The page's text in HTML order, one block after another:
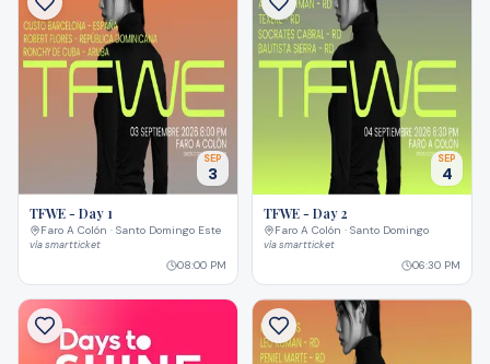
SEP
3
TFWE - Day 1
Faro A Colón · Santo Domingo Este
víasmartticket
08:00 PM
SEP
4
TFWE - Day 2
Faro A Colón · Santo Domingo
víasmartticket
06:30 PM